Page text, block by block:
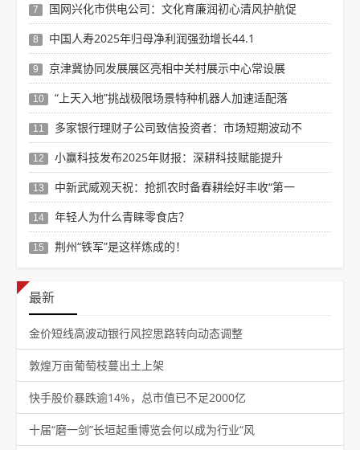
7 国网兴化市供电公司：文化育廉润初心清风护航促
8 中国人寿2025年归母净利润强劲增长44.1
9 京津冀协同发展展区亮相中关村展示中心常设展
10 “上天入地”挑战极限场景特种机器人加速适配落
11 多家银行理财子公司致信投资者：市场短期波动不
12 小赢科技发布2025年财报：深耕科技赋能提升
13 中新武威观天祝：抢抓农时备春耕绘好丰收“第一
14 年轻人为什么青睐零食店？
15 荆州“铁军”是这样炼成的！
最新
金价短线高波动银行风控思路转向动态调整
敦煌万亩葡萄枝蔓出土上架
快手股价暴跌逾14%，总市值已不足2000亿
十届“磨一剑”长垣起重博览会何以成为行业“风